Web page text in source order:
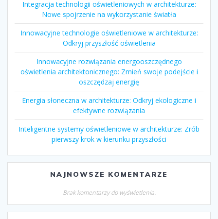
Integracja technologii oświetleniowych w architekturze:
Nowe spojrzenie na wykorzystanie światła
Innowacyjne technologie oświetleniowe w architekturze:
Odkryj przyszłość oświetlenia
Innowacyjne rozwiązania energooszczędnego
oświetlenia architektonicznego: Zmień swoje podejście i
oszczędzaj energię
Energia słoneczna w architekturze: Odkryj ekologiczne i
efektywne rozwiązania
Inteligentne systemy oświetleniowe w architekturze: Zrób
pierwszy krok w kierunku przyszłości
NAJNOWSZE KOMENTARZE
Brak komentarzy do wyświetlenia.